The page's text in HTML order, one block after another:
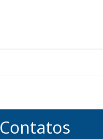
Contatos